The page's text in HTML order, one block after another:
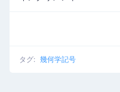
タグ: 幾何学記号